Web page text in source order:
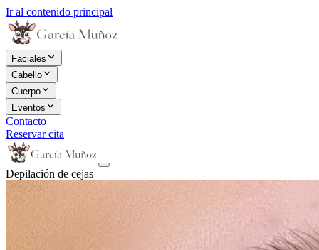
Ir al contenido principal
Faciales
Cabello
Cuerpo
Eventos
Contacto
Reservar cita
Depilación de cejas